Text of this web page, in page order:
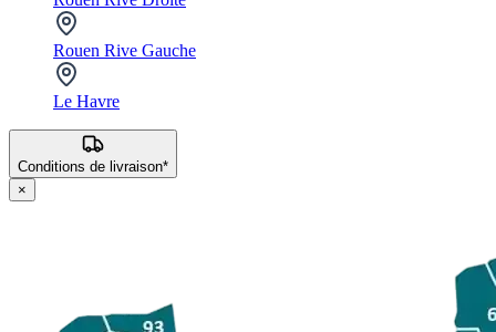
Rouen Rive Gauche
Le Havre
Conditions de livraison*
×